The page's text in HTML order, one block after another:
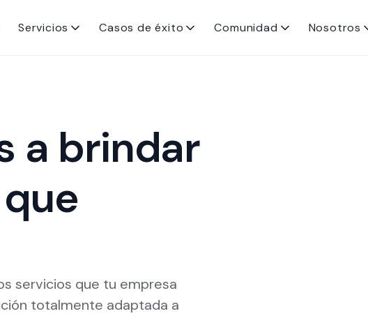
Servicios Casos de éxito Comunidad Nosotros
a brindar
servicios que tu empresa
totalmente adaptada a